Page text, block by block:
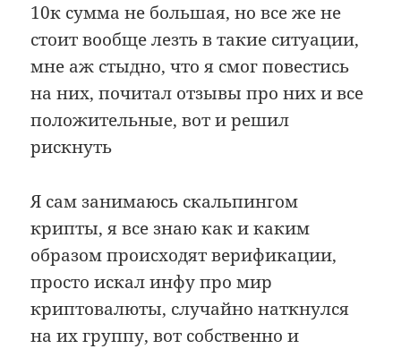
10к сумма не большая, но все же не
стоит вообще лезть в такие ситуации,
мне аж стыдно, что я смог повестись
на них, почитал отзывы про них и все
положительные, вот и решил
рискнуть
Я сам занимаюсь скальпингом
крипты, я все знаю как и каким
образом происходят верификации,
просто искал инфу про мир
криптовалюты, случайно наткнулся
на их группу, вот собственно и